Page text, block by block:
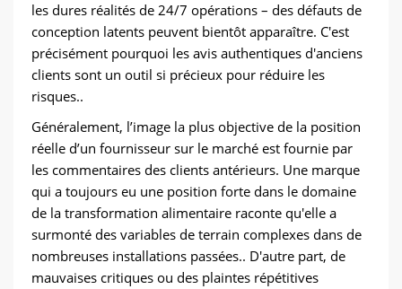
les dures réalités de 24/7 opérations – des défauts de
conception latents peuvent bientôt apparaître. C'est
précisément pourquoi les avis authentiques d'anciens
clients sont un outil si précieux pour réduire les
risques..
Généralement, l’image la plus objective de la position
réelle d’un fournisseur sur le marché est fournie par
les commentaires des clients antérieurs. Une marque
qui a toujours eu une position forte dans le domaine
de la transformation alimentaire raconte qu'elle a
surmonté des variables de terrain complexes dans de
nombreuses installations passées.. D'autre part, de
mauvaises critiques ou des plaintes répétitives